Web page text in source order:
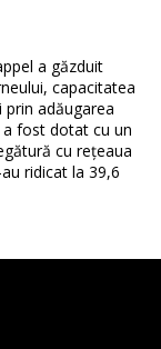
a găzduit
capacitatea
adăugarea
fost dotat cu un
cu rețeaua
ridicat la 39,6